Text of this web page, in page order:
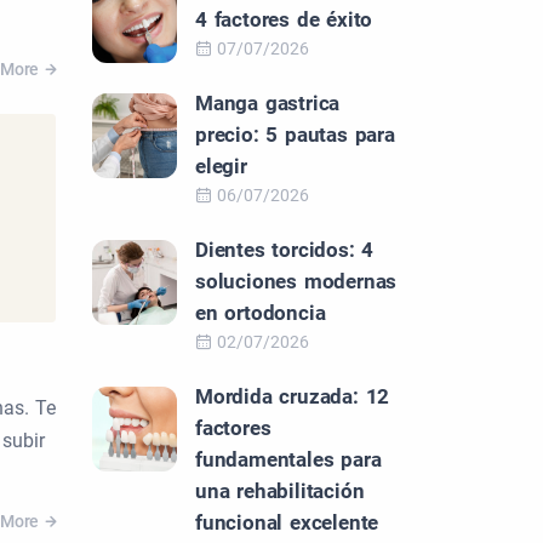
Te
4 factores de éxito
07/07/2026
Manga gastrica
precio: 5 pautas para
elegir
06/07/2026
Dientes torcidos: 4
soluciones modernas
en ortodoncia
02/07/2026
Mordida cruzada: 12
factores
fundamentales para
una rehabilitación
funcional excelente